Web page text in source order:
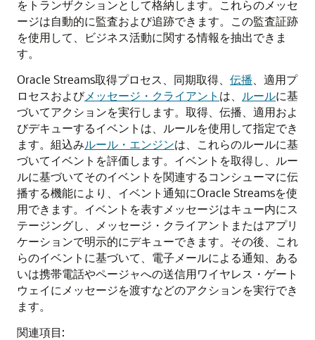
をトランザクションとして格納します。これらのメッセ
ージは自動的に監査および追跡できます。この監査証跡
を使用して、ビジネス活動に関する情報を抽出できま
す。
Oracle Streams取得プロセス、同期取得、 伝播 、適用プ
ロセスおよびメッセージ・クライアント は、 ルールに基
づいてアクションを実行します。取得、伝播、適用およ
びデキューするイベントは、ルールを使用して指定でき
ます。組込みルール・エンジンは、これらのルールに基
づいてイベントを評価します。イベントを取得し、ルー
ルに基づいてそのイベントを関連するコンシューマに伝
播する機能により、イベント通知にOracle Streamsを使
用できます。イベントを表すメッセージはキュー内にス
テージングし、メッセージ・クライアントまたはアプリ
ケーションで明示的にデキューできます。その後、これ
らのイベントに基づいて、電子メールによる通知、ある
いは携帯電話やページャへの送信用ワイヤレス・ゲート
ウェイにメッセージを渡すなどのアクションを実行でき
ます。
関連項目: